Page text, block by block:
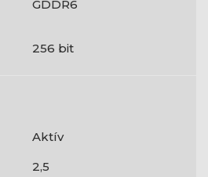
GDDR6
256 bit
Aktív
2,5